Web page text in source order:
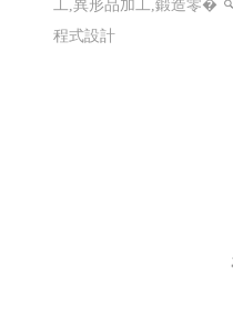
工,異形品加工,鍛造零�
程式設計